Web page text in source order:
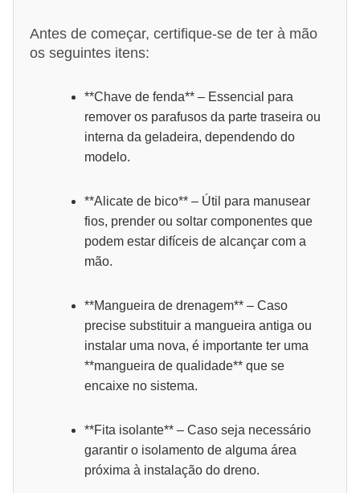
Antes de começar, certifique-se de ter à mão
os seguintes itens:
**Chave de fenda** – Essencial para
remover os parafusos da parte traseira ou
interna da geladeira, dependendo do
modelo.
**Alicate de bico** – Útil para manusear
fios, prender ou soltar componentes que
podem estar difíceis de alcançar com a
mão.
**Mangueira de drenagem** – Caso
precise substituir a mangueira antiga ou
instalar uma nova, é importante ter uma
**mangueira de qualidade** que se
encaixe no sistema.
**Fita isolante** – Caso seja necessário
garantir o isolamento de alguma área
próxima à instalação do dreno.